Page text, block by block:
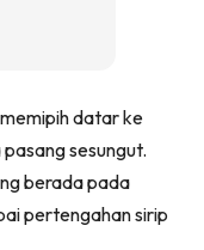
datar ke
sesungut.
berada pada
pertengahan sirip